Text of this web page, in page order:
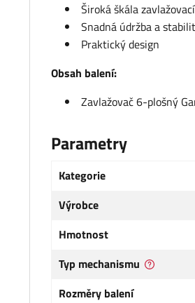
Široká škála
Snadná údržba a
Praktický design
Obsah balení:
Zavlažovač 6-plošný
Parametry
Kategorie
Výrobce
Hmotnost
Typ mechanismu
Rozměry balení